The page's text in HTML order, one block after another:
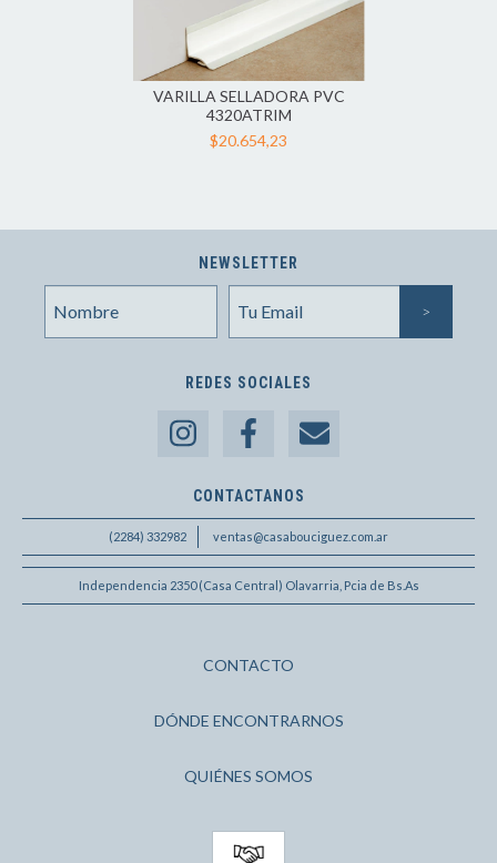
VARILLA SELLADORA PVC
4320ATRIM
$20.654,23
NEWSLETTER
REDES SOCIALES
CONTACTANOS
(2284) 332982 ventas@casabouciguez.com.ar
Independencia 2350 (Casa Central) Olavarria, Pcia de Bs.As
CONTACTO
DÓNDE ENCONTRARNOS
QUIÉNES SOMOS